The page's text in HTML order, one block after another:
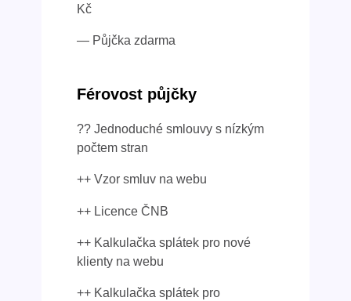
Kč
— Půjčka zdarma
Férovost půjčky
?? Jednoduché smlouvy s nízkým
počtem stran
++ Vzor smluv na webu
++ Licence ČNB
++ Kalkulačka splátek pro nové
klienty na webu
++ Kalkulačka splátek pro